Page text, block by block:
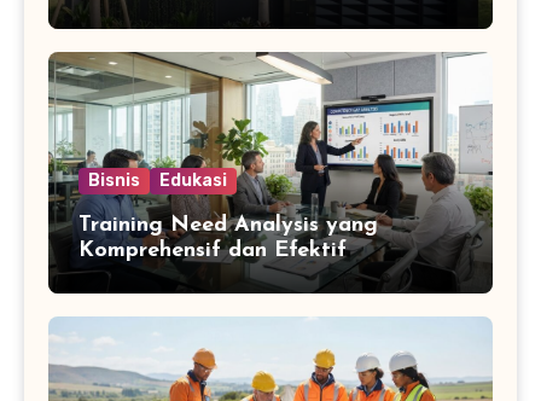
Bisnis Edukasi
Training Need Analysis yang
Komprehensif dan Efektif